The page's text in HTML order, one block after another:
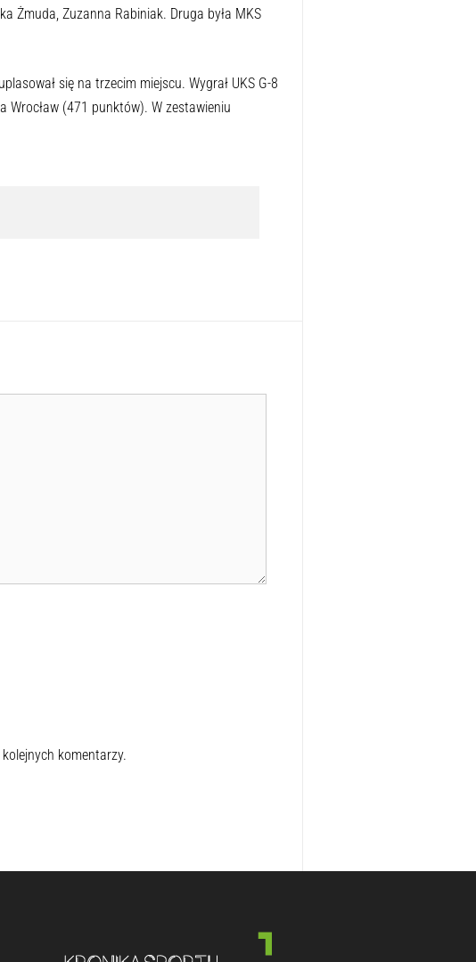
Żmuda, Zuzanna Rabiniak. Druga była MKS
się na trzecim miejscu. Wygrał UKS G-8
Wrocław (471 punktów). W zestawieniu
komentarzy.